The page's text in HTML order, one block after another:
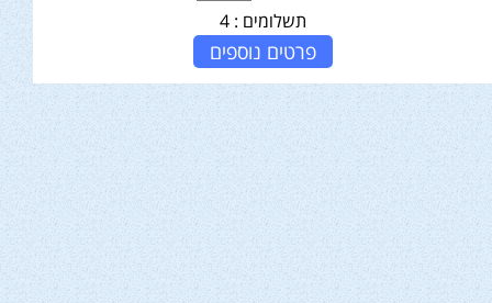
תשלומים : 4
פרטים נוספים